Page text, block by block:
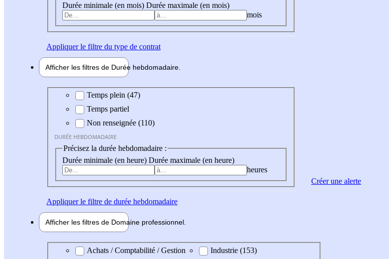
Durée minimale (en mois) Durée maximale (en mois)
mois
Appliquerle filtre du type de contrat
Afficher les filtres de Durée hebdomadaire
Durée hebdomadaire
Temps plein (47)
Temps partiel
Non renseignée (110)
DURÉE HEBDOMADAIRE
Précisez la durée hebdomadaire :
Durée minimale (en heure) Durée maximale (en heure)
heures
Appliquerle filtre de durée hebdomadaire
Afficher les filtres de Domaine professionnel
Domaine professionel
Achats / Comptabilité / Gestion
Industrie (153)
Créer une alerte